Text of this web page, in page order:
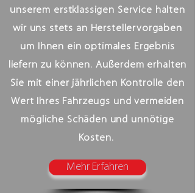
unserem erstklassigen Service halten
wir uns stets an Herstellervorgaben
um Ihnen ein optimales Ergebnis
liefern zu können. Außerdem erhalten
Sie mit einer jährlichen Kontrolle den
Wert Ihres Fahrzeugs und vermeiden
mögliche Schäden und unnötige
Kosten.
Mehr Erfahren